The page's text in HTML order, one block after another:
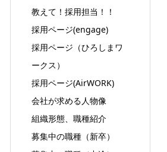
教えて！採用担当！！
採用ページ(engage)
採用ページ（ひろしまワ
ークス）
採用ページ(AirWORK)
会社が求める人物像
組織形態、職種紹介
募集中の職種（新卒）